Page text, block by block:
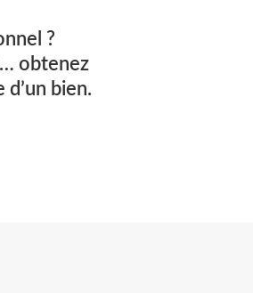
?
obtenez
bien.